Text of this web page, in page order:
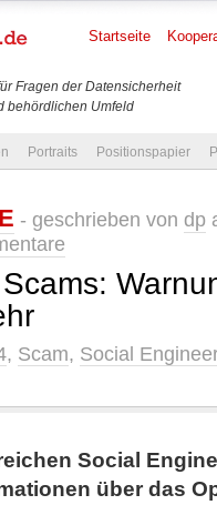
Fragen der Datensicherheit
behördlichen Umfeld
Startseite
Portraits Positionspapier
- geschrieben von dp
, Scam, Social
Social
über das